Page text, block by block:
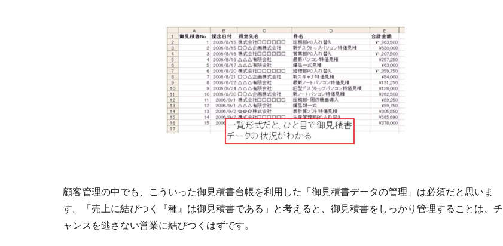
顧客管理の中でも、こういった御見積書台帳を利用した「御見積書データの管理」は必須だと思いま
す。「売上に結びつく『種』は御見積書である」と考えると、御見積書をしっかり管理することは、チ
ャンスを逃さない営業に結びつくはずです。